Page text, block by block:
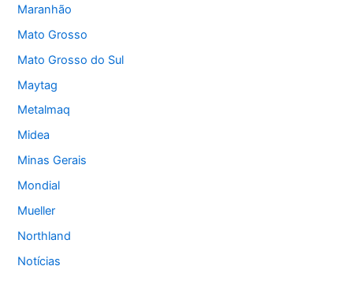
Maranhão
Mato Grosso
Mato Grosso do Sul
Maytag
Metalmaq
Midea
Minas Gerais
Mondial
Mueller
Northland
Notícias